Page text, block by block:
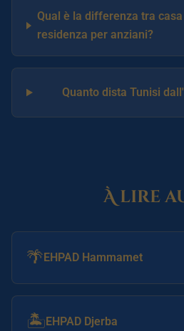
Qual è la differenza tra
residenza per anziani?
Quanto dista Tunisi
À lire
🌴EHPAD Hammamet
🏝️EHPAD Djerba